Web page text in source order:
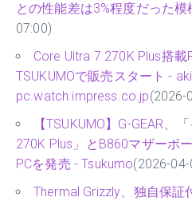
との性能差は3%程度だった模
07:00)
Core Ultra 7 270K Plus搭
TSUKUMOで販売スタート -
pc.watch.impress.co.jp(2026-
【TSUKUMO】G-GEAR、
270K Plus」とB860マザーボ
PCを発売 - Tsukumo(2026-
Thermal Grizzly、独自保証